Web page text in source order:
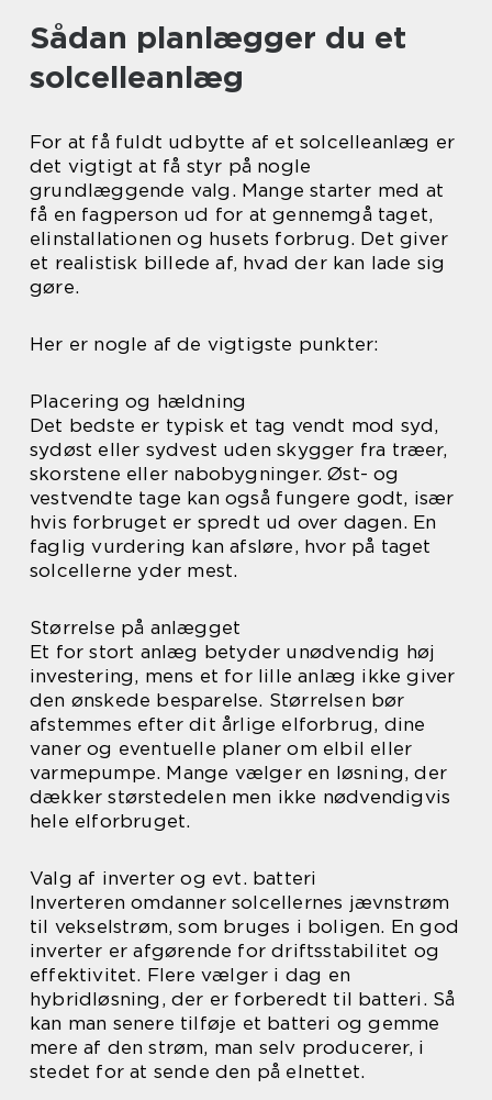
Sådan planlægger du et
solcelleanlæg
For at få fuldt udbytte af et solcelleanlæg er
det vigtigt at få styr på nogle
grundlæggende valg. Mange starter med at
få en fagperson ud for at gennemgå taget,
elinstallationen og husets forbrug. Det giver
et realistisk billede af, hvad der kan lade sig
gøre.
Her er nogle af de vigtigste punkter:
Placering og hældning
Det bedste er typisk et tag vendt mod syd,
sydøst eller sydvest uden skygger fra træer,
skorstene eller nabobygninger. Øst- og
vestvendte tage kan også fungere godt, især
hvis forbruget er spredt ud over dagen. En
faglig vurdering kan afsløre, hvor på taget
solcellerne yder mest.
Størrelse på anlægget
Et for stort anlæg betyder unødvendig høj
investering, mens et for lille anlæg ikke giver
den ønskede besparelse. Størrelsen bør
afstemmes efter dit årlige elforbrug, dine
vaner og eventuelle planer om elbil eller
varmepumpe. Mange vælger en løsning, der
dækker størstedelen men ikke nødvendigvis
hele elforbruget.
Valg af inverter og evt. batteri
Inverteren omdanner solcellernes jævnstrøm
til vekselstrøm, som bruges i boligen. En god
inverter er afgørende for driftsstabilitet og
effektivitet. Flere vælger i dag en
hybridløsning, der er forberedt til batteri. Så
kan man senere tilføje et batteri og gemme
mere af den strøm, man selv producerer, i
stedet for at sende den på elnettet.